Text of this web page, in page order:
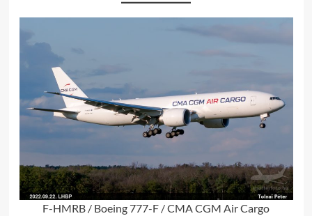
F-HMRB / Boeing 777-F / CMA CGM Air Cargo